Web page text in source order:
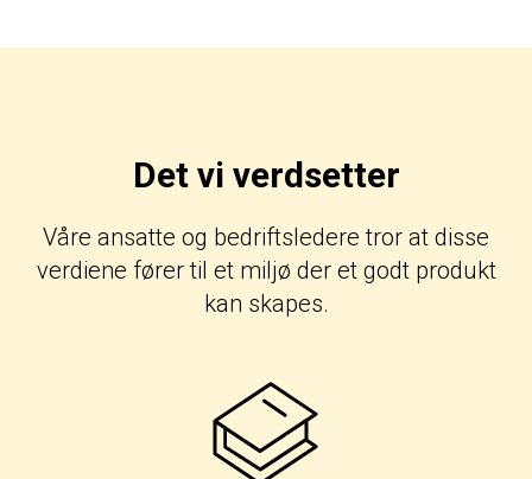
Det vi verdsetter
Våre ansatte og bedriftsledere tror at disse
verdiene fører til et miljø der et godt produkt
kan skapes.